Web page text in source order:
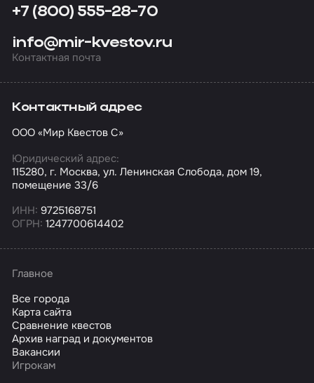
+7 (800) 555-28-70
info@mir-kvestov.ru
Контактная почта
Контактный адрес
ООО «Мир Квестов С»
Юридический адрес:
115280, г. Москва, ул. Ленинская Слобода, дом 19,
помещение 33/6
ИНН: 9725168751
ОГРН: 1247700614402
Главное
Все города
Карта сайта
Сравнение квестов
Архив наград и документов
Вакансии
Игрокам